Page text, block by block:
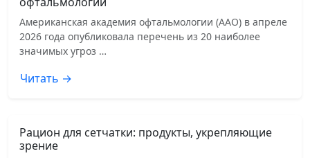
Американская академия офтальмологии (AAO) в апреле
2026 года опубликовала перечень из 20 наиболее
значимых угроз …
Читать →
Рацион для сетчатки: продукты, укрепляющие
зрение